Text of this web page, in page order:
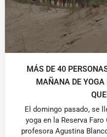
MÁS DE 40
MAÑANA DE YOGA
El domingo pasado, se
yoga en la Reserva
profesora Agustina